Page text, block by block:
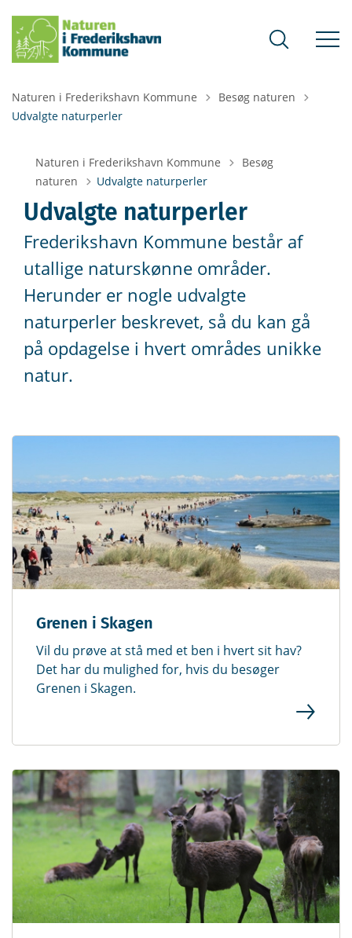
Naturen i Frederikshavn Kommune Tilbage til
Besøg naturen
Udvalgte naturperler
Naturen i Frederikshavn Kommune Tilbage til
Besøg
naturen
Udvalgte naturperler
Udvalgte naturperler
Frederikshavn Kommune består af
utallige naturskønne områder.
Herunder er nogle udvalgte
naturperler beskrevet, så du kan gå
på opdagelse i hvert områdes unikke
natur.
Grenen i Skagen
Vil du prøve at stå med et ben i hvert sit hav?
Det har du mulighed for, hvis du besøger
Grenen i Skagen.